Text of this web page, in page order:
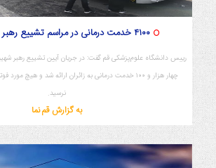
۴۱۰۰ خدمت درمانی در مراسم تشییع رهبر شهید ارائه شد
چهار هزار و ۱۰۰ خدمت درمانی به زائران ارائه شد و هیچ
نرسید.
به گزارش قم نما